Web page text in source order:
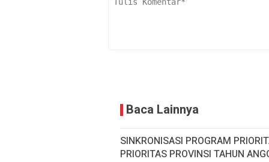
Baca Lainnya
SINKRONISASI PROGRAM
PRIORITAS PROVINSI TAHUN